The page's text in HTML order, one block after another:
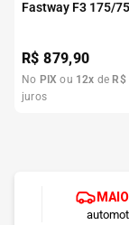
Fastway F3 175/
R$879,90
No PIX ou 12x de R$
juros